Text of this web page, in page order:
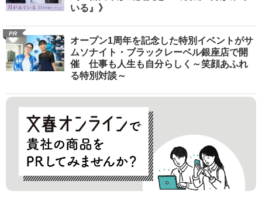
いる』》
PR
オープン1周年を記念した特別イベントがサ
ムソナイト・ブラックレーベル銀座店で開
催 仕事も人生も自分らしく～笑顔あふれ
る特別対談～